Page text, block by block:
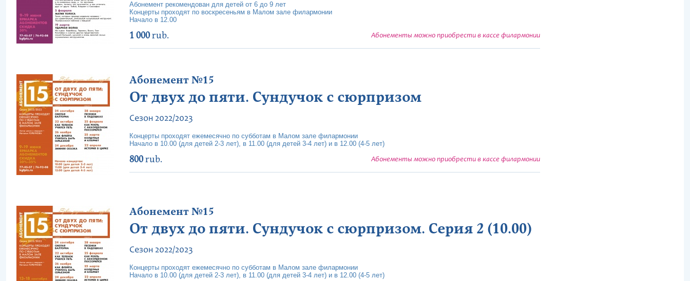
Абонемент рекомендован для детей от 6 до 9 лет
Концерты проходят по воскресеньям в Малом зале филармонии
Начало в 12.00
1 000rub. Абонементы можно приобрести в кассе филармонии
Абонемент №15
От двух до пяти. Сундучок с сюрпризом
Сезон 2022/2023
Концерты проходят ежемесячно по субботам в Малом зале филармонии
Начало в 10.00 (для детей 2-3 лет), в 11.00 (для детей 3-4 лет) и в 12.00 (4-5 лет)
800rub. Абонементы можно приобрести в кассе филармонии
Абонемент №15
От двух до пяти. Сундучок с сюрпризом. Серия 2 (10.00)
Сезон 2022/2023
Концерты проходят ежемесячно по субботам в Малом зале филармонии
Начало в 10.00 (для детей 2-3 лет), в 11.00 (для детей 3-4 лет) и в 12.00 (4-5 лет)